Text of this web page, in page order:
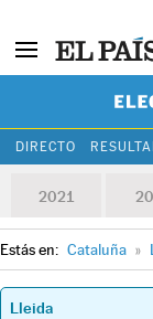
DIRECTO
2021
Estás en: Cataluña »